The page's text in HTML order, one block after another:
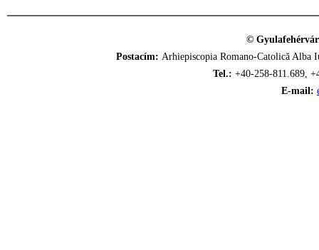
©
Postacím: Arhiepiscopia Romano-Catolică
Tel.: +40-258-811.689,
E-mail: